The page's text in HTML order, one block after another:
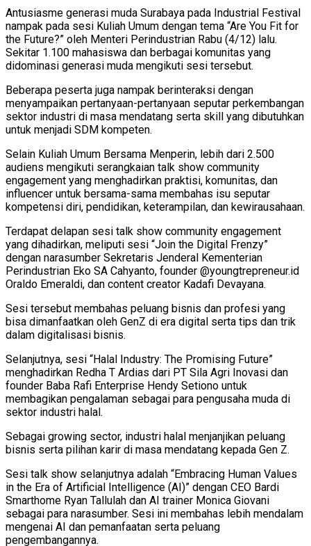
Antusiasme generasi muda Surabaya pada Industrial Festival
nampak pada sesi Kuliah Umum dengan tema “Are You Fit for
the Future?” oleh Menteri Perindustrian Rabu (4/12) lalu.
Sekitar 1.100 mahasiswa dan berbagai komunitas yang
didominasi generasi muda mengikuti sesi tersebut.
Beberapa peserta juga nampak berinteraksi dengan
menyampaikan pertanyaan-pertanyaan seputar perkembangan
sektor industri di masa mendatang serta skill yang dibutuhkan
untuk menjadi SDM kompeten.
Selain Kuliah Umum Bersama Menperin, lebih dari 2.500
audiens mengikuti serangkaian talk show community
engagement yang menghadirkan praktisi, komunitas, dan
influencer untuk bersama-sama membahas isu seputar
kompetensi diri, pendidikan, keterampilan, dan kewirausahaan.
Terdapat delapan sesi talk show community engagement
yang dihadirkan, meliputi sesi “Join the Digital Frenzy”
dengan narasumber Sekretaris Jenderal Kementerian
Perindustrian Eko SA Cahyanto, founder @youngtrepreneur.id
Oraldo Emeraldi, dan content creator Kadafi Devayana.
Sesi tersebut membahas peluang bisnis dan profesi yang
bisa dimanfaatkan oleh GenZ di era digital serta tips dan trik
dalam digitalisasi bisnis.
Selanjutnya, sesi “Halal Industry: The Promising Future”
menghadirkan Redha T Ardias dari PT Sila Agri Inovasi dan
founder Baba Rafi Enterprise Hendy Setiono untuk
membagikan pengalaman sebagai para pengusaha muda di
sektor industri halal.
Sebagai growing sector, industri halal menjanjikan peluang
bisnis serta pilihan karir di masa mendatang kepada Gen Z.
Sesi talk show selanjutnya adalah “Embracing Human Values
in the Era of Artificial Intelligence (AI)” dengan CEO Bardi
Smarthome Ryan Tallulah dan AI trainer Monica Giovani
sebagai para narasumber. Sesi ini membahas lebih mendalam
mengenai AI dan pemanfaatan serta peluang
pengembangannya.